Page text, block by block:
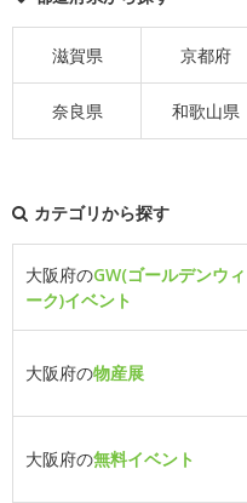
滋賀県 京都府
奈良県 和歌山県
カテゴリから探す
大阪府のGW(ゴールデンウィ
ーク)イベント
大阪府の物産展
大阪府の無料イベント